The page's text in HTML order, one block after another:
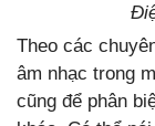
Theo các
âm nhạc trong
cũng để phân